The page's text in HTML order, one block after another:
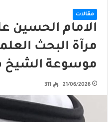
مقالات
الامام الحسين
مرآة البحث
موسوعة الشيخ
21/06/2026
311